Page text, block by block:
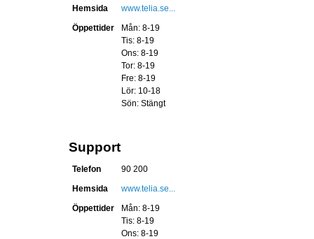
Hemsida
www.telia.se...
Öppettider
Mån: 8-19
Tis: 8-19
Ons: 8-19
Tor: 8-19
Fre: 8-19
Lör: 10-18
Sön: Stängt
Support
Telefon
90 200
Hemsida
www.telia.se...
Öppettider
Mån: 8-19
Tis: 8-19
Ons: 8-19